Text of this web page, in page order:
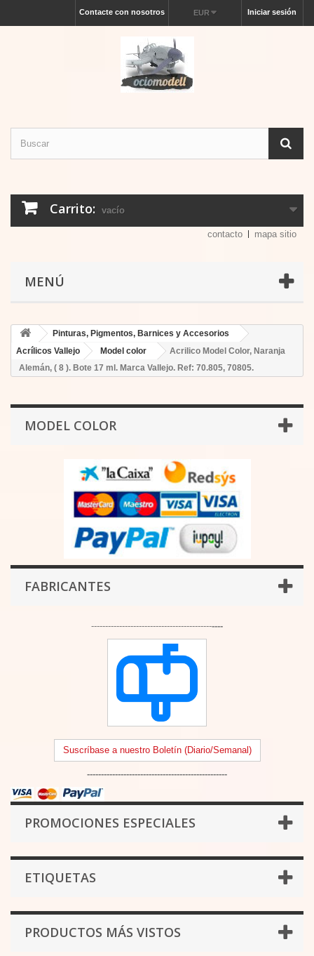
Iniciar sesión
EUR
Contacte con nosotros
Carrito: vacío
contacto mapa sitio
MENÚ
Pinturas, Pigmentos, Barnices y Accesorios
Acrílicos Vallejo
Model color
Acrilico Model Color, Naranja
Alemán, ( 8 ). Bote 17 ml. Marca Vallejo. Ref: 70.805, 70805.
MODEL COLOR
FABRICANTES
-----------------------------------------------
Suscríbase a nuestro Boletín (Diario/Semanal)
--------------------------------------------------
PROMOCIONES ESPECIALES
ETIQUETAS
PRODUCTOS MÁS VISTOS